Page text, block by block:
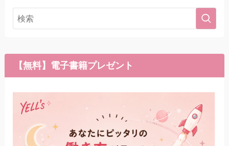
【無料】電子書籍プレゼント